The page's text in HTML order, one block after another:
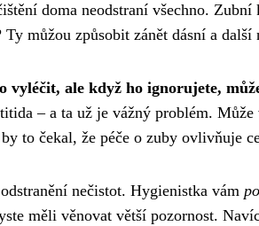
doma neodstraní všechno. Zubní
můžou způsobit zánět dásní a další
vyléčit, ale když ho ignorujete,
– a ta už je vážný problém. Může
to čekal, že péče o zuby ovlivňuje
nečistot. Hygienistka vám
měli věnovat větší pozornost.